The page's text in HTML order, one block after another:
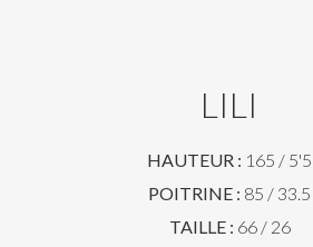
LILI
HAUTEUR : 165 / 5'5
POITRINE : 85 / 33.5
TAILLE : 66 / 26